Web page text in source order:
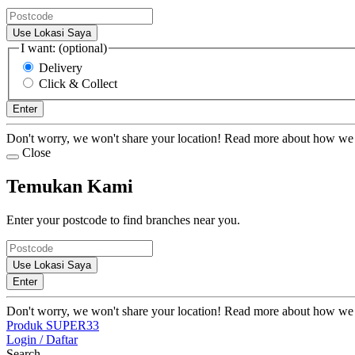
Use Lokasi Saya
I want: (optional)
Delivery
Click & Collect
Enter
Don't worry, we won't share your location! Read more about how we
Close
Temukan Kami
Enter your postcode to find branches near you.
Use Lokasi Saya
Enter
Don't worry, we won't share your location! Read more about how we
Produk SUPER33
Login / Daftar